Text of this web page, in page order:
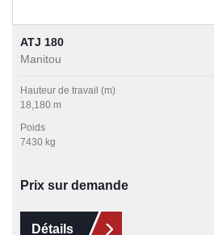
ATJ 180
Manitou
Hauteur de travail (m)
18,180 m
Poids
7430 kg
Prix sur demande
Détails